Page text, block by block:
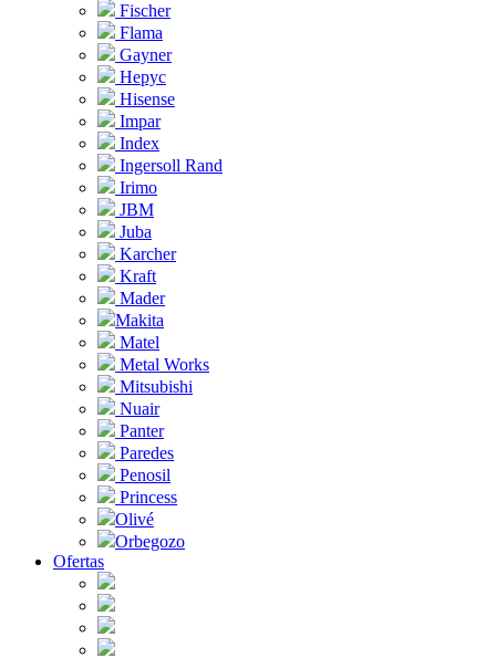
Fischer
Flama
Gayner
Hepyc
Hisense
Impar
Index
Ingersoll Rand
Irimo
JBM
Juba
Karcher
Kraft
Mader
Makita
Matel
Metal Works
Mitsubishi
Nuair
Panter
Paredes
Penosil
Princess
Olivé
Orbegozo
Ofertas